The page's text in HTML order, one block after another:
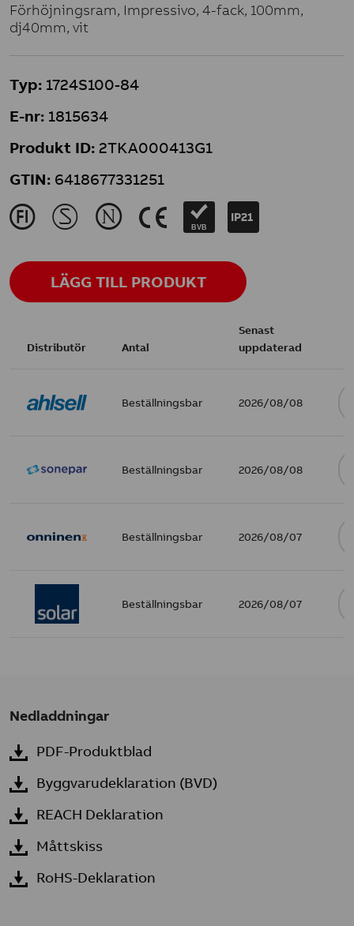
Förhöjningsram, Impressivo, 4-fack, 100mm,
dj40mm, vit
Typ: 1724S100-84
E-nr: 1815634
Produkt ID: 2TKA000413G1
GTIN: 6418677331251
J M N K BVB
IP21
LÄGG TILL PRODUKT
Distributör Antal
Senast
uppdaterad
Beställningsbar 2026/08/08
Beställningsbar 2026/08/08
Beställningsbar 2026/08/07
Beställningsbar 2026/08/07
Nedladdningar
PDF-Produktblad
Byggvarudeklaration (BVD)
REACH Deklaration
Måttskiss
RoHS-Deklaration